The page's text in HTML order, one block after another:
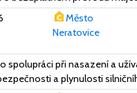
Město
Neratovice
spolupráci při nasazení a
a plynulosti